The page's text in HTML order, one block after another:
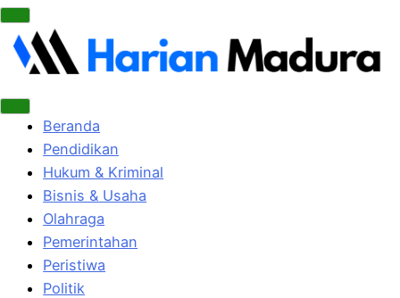
Beranda
Pendidikan
Hukum & Kriminal
Bisnis & Usaha
Olahraga
Pemerintahan
Peristiwa
Politik